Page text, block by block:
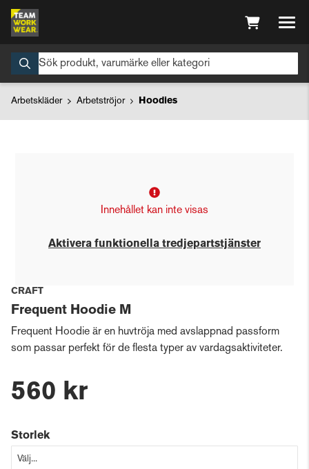
Arbetskläder Arbetströjor Hoodies
Innehållet kan inte visas
Aktivera funktionella tredjepartstjänster
CRAFT
Frequent Hoodie M
Frequent Hoodie är en huvtröja med avslappnad passform
som passar perfekt för de flesta typer av vardagsaktiviteter.
560 kr
Storlek